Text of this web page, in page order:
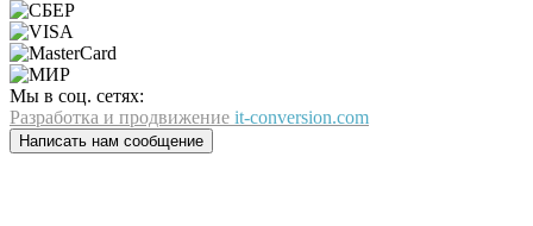
Мы в соц. сетях:
Разработка и продвижение it-conversion.com
Написать нам сообщение